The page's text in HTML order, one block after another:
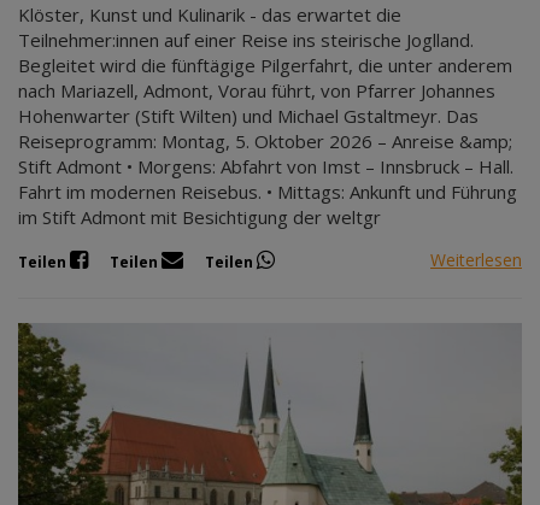
Klöster, Kunst und Kulinarik - das erwartet die
Teilnehmer:innen auf einer Reise ins steirische Joglland.
Begleitet wird die fünftägige Pilgerfahrt, die unter anderem
nach Mariazell, Admont, Vorau führt, von Pfarrer Johannes
Hohenwarter (Stift Wilten) und Michael Gstaltmeyr. Das
Reiseprogramm: Montag, 5. Oktober 2026 – Anreise &amp;
Stift Admont • Morgens: Abfahrt von Imst – Innsbruck – Hall.
Fahrt im modernen Reisebus. • Mittags: Ankunft und Führung
im Stift Admont mit Besichtigung der weltgr
Teilen Teilen Teilen Weiterlesen